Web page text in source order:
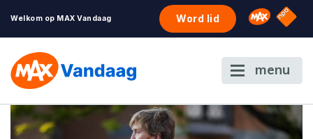
Welkom op MAX Vandaag Word lid Omroep
NPO
menu